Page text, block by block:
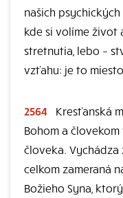
našich
kde si volíme život
stretnutia, lebo –
vzťahu: je to
2564
Kresťanská
Bohom a
človeka. Vychádza
celkom zameraná
Božieho Syna,